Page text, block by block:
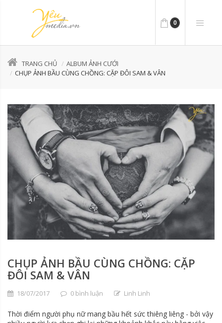
0
TRANG CHỦ
ALBUM ẢNH CƯỚI
CHỤP ẢNH BẦU CÙNG CHỒNG: CẶP ĐÔI SAM & VÂN
CHỤP ẢNH BẦU CÙNG CHỒNG: CẶP
ĐÔI SAM & VÂN
18/07/2017 0 bình luận Linh Linh
Thời điểm người phụ nữ mang bầu hết sức thiêng liêng - bởi vậy